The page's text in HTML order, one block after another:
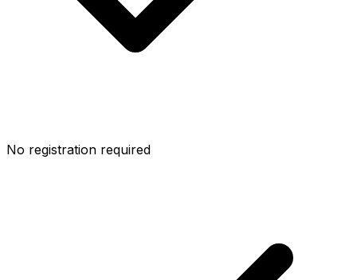
No registration required